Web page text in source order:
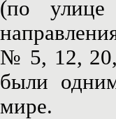
(по улице
№ 5, 12, 20,
были
мире.